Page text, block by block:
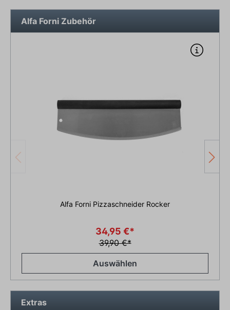
Alfa Forni Zubehör
Alfa Forni Pizzaschneider Rocker
34,95 €*
39,90 €*
Auswählen
Extras